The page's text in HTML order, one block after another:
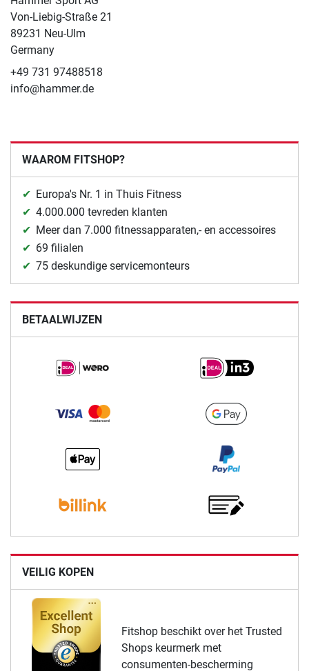
Von-Liebig-Straße 21
89231 Neu-Ulm
Germany
+49 731 97488518
info@hammer.de
WAAROM FITSHOP?
Europa's Nr. 1 in Thuis Fitness
4.000.000 tevreden klanten
Meer dan 7.000 fitnessapparaten,- en accessoires
69 filialen
75 deskundige servicemonteurs
BETAALWIJZEN
VEILIG KOPEN
Fitshop beschikt over het Trusted
Shops keurmerk met
consumenten-bescherming